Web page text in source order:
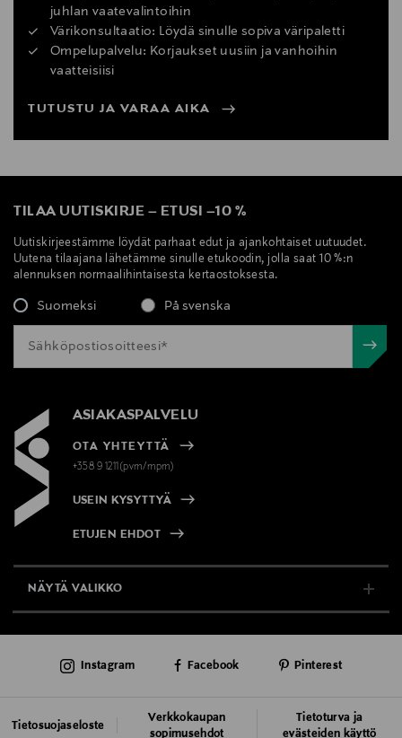
juhlan vaatevalintoihin
Värikonsultaatio: Löydä sinulle sopiva väripaletti
Ompelupalvelu: Korjaukset uusiin ja vanhoihin
vaatteisiisi
TUTUSTU JA VARAA AIKA
TILAA UUTISKIRJE – ETUSI –10 %
Uutiskirjeestämme löydät parhaat edut ja ajankohtaiset uutuudet.
Uutena tilaajana lähetämme sinulle etukoodin, jolla saat 10 %:n
alennuksen normaalihintaisesta kertaostoksesta.
Suomeksi På svenska
ASIAKASPALVELU
OTA YHTEYTTÄ
+358 9 1211(pvm/mpm)
USEIN KYSYTTYÄ
ETUJEN EHDOT
NÄYTÄ VALIKKO
AJANKOHTAISTA
Tietosuojaseloste
Verkkokaupan
sopimusehdot
Tietoturva ja
evästeiden käyttö
Instagram Facebook Pinterest